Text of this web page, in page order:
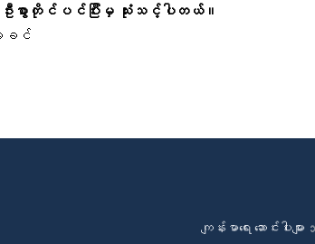
စွာတိုင်ပင်ပြီးမှ သုံးသင့်ပါတယ်။
းခင်
ကျန်းမာရေး ဆောင်းပါးများ